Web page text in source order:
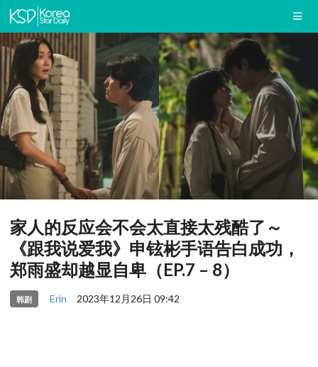
家人的反应会不会太直接太残酷了～
《跟我说爱我》申铉彬手语告白成功，
郑雨盛却越显自卑（EP.7 – 8）
韩剧 Erin 2023年12月26日 09:42